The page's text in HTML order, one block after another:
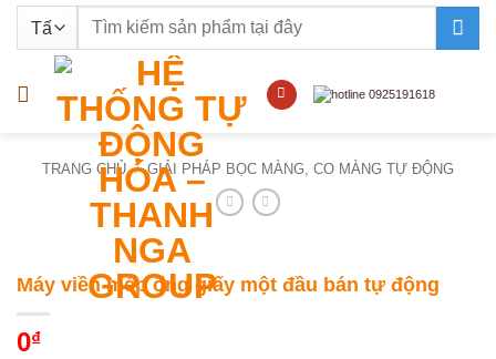
nội
Tìm
TRANG CHỦ / GIẢI PHÁP BỌC MÀNG, CO MÀNG TỰ ĐỘNG
Máy viền mép ống giấy một đầu bán tự động
0₫